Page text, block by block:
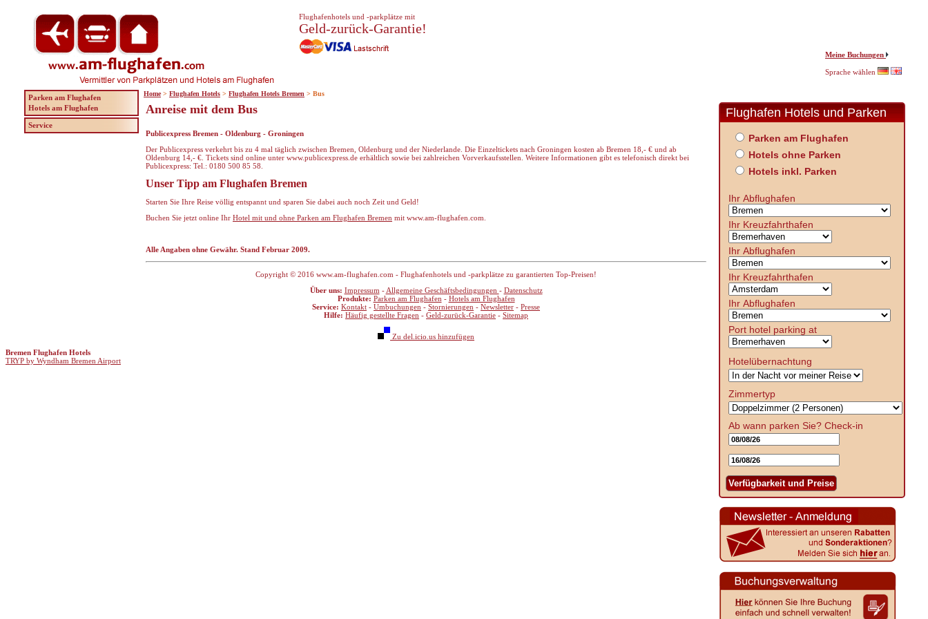
Anreise mit dem Bus
Publicexpress Bremen - Oldenburg - Groningen
Der Publicexpress verkehrt bis zu 4 mal täglich zwischen Bremen, Oldenburg und der Niederlande. Die Einzeltickets nach Groningen kosten ab Bremen 18,- € und ab
Oldenburg 14,- €. Tickets sind online unter www.publicexpress.de erhältlich sowie bei zahlreichen Vorverkaufsstellen. Weitere Informationen gibt es telefonisch direkt bei
Publicexpress: Tel.: 0180 500 85 58
Unser Tipp am Flughafen Bremen
Starten Sie Ihre Reise völlig entspannt und sparen Sie dabei auch noch Zeit und Geld!
Buchen Sie jetzt online Ihr Hotel mit und ohne Parken am Flughafen Bremen mit www.am-flughafen.com.
Alle Angaben ohne Gewähr. Stand Februar 2009.
Copyright © 2016 www.am-flughafen.com - Flughafenhotels und -parkplätze zu garantierten Top-Preisen!
Über uns: Impressum - Allgemeine Geschäftsbedingungen - Datenschutz
Produkte: Parken am Flughafen - Hotels am Flughafen
Service: Kontakt - Umbuchungen - Stornierungen - Newsletter - Presse
Hilfe: Häufig gestellte Fragen - Geld-zurück-Garantie - Sitemap
Zu del.icio.us hinzufügen
Meine Buchungen
Sprache wählen
Bremen Flughafen Hotels
TRYP by Wyndham Bremen Airport
Parken am Flughafen
Hotels am Flughafen
Service
Flughafen Hotels und Parken
Parken am Flughafen
Hotels ohne Parken
Hotels inkl. Parken
Ihr Abflughafen
Ihr Kreuzfahrthafen
Ihr Abflughafen
Ihr Kreuzfahrthafen
Ihr Abflughafen
Port hotel parking at
Hotelübernachtung
Zimmertyp
Ab wann parken Sie? Check-in
Verfügbarkeit und Preise
Flughafenhotels und -parkplätze mit
Geld-zurück-Garantie!
Home > Flughafen Hotels > Flughafen Hotels Bremen > Bus